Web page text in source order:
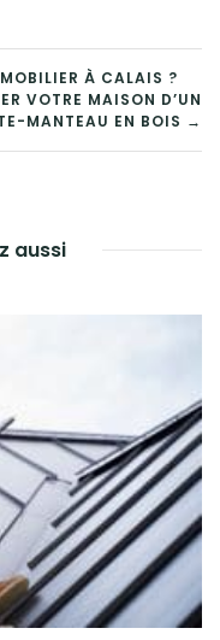
À CALAIS ?
VOTRE MAISON D’UN
MANTEAU EN BOIS →
aussi